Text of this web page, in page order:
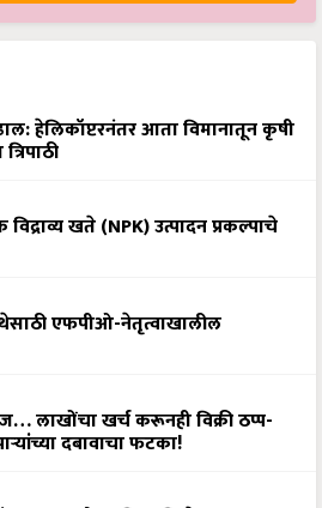
हेलिकॉप्टरनंतर आता विमानातून कृषी
विद्राव्य खते (NPK) उत्पादन प्रकल्पाचे
एफपीओ-नेतृत्वाखालील
लाखोंचा खर्च करूनही विक्री ठप्प-
दबावाचा फटका!
उत्कृष्ट स्रोत : फिश फिलेट